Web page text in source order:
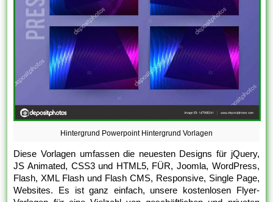
Hintergrund Powerpoint Hintergrund Vorlagen
Diese Vorlagen umfassen die neuesten Designs für jQuery,
JS Animated, CSS3 und HTML5, FÜR, Joomla, WordPress,
Flash, XML Flash und Flash CMS, Responsive, Single Page,
Websites. Es ist ganz einfach, unsere kostenlosen Flyer-